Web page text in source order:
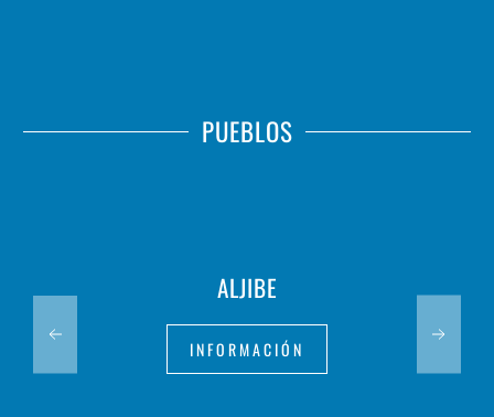
PUEBLOS
ALJIBE
INFORMACIÓN